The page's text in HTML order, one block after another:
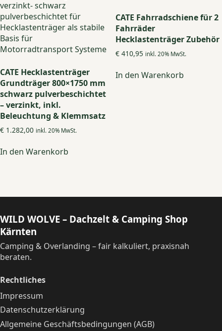
CATE Hecklastenträger
Grundträger 800×1750 mm
schwarz pulverbeschichtet
– verzinkt, inkl.
Beleuchtung & Klemmsatz
€ 1.282,00 inkl. 20% MwSt.
In den Warenkorb
CATE Fahrradschiene für 2
Fahrräder
Hecklastenträger Zubehör
€410,95 inkl. 20% MwSt.
In den Warenkorb
WILD WOLVE – Dachzelt & Camping Shop
Kärnten
Camping & Overlanding – fair kalkuliert, praxisnah
beraten.
Rechtliches
Impressum
Datenschutzerklärung
Allgemeine Geschäftsbedingungen (AGB)